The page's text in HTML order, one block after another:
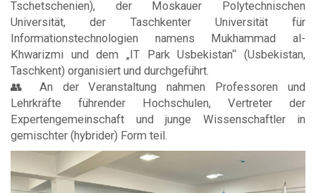
Tschetschenien), der Moskauer Polytechnischen
Universität, der Taschkenter Universität für
Informationstechnologien namens Mukhammad al-
Khwarizmi und dem „IT Park Usbekistan“ (Usbekistan,
Taschkent) organisiert und durchgeführt.
👥 An der Veranstaltung nahmen Professoren und
Lehrkräfte führender Hochschulen, Vertreter der
Expertengemeinschaft und junge Wissenschaftler in
gemischter (hybrider) Form teil.